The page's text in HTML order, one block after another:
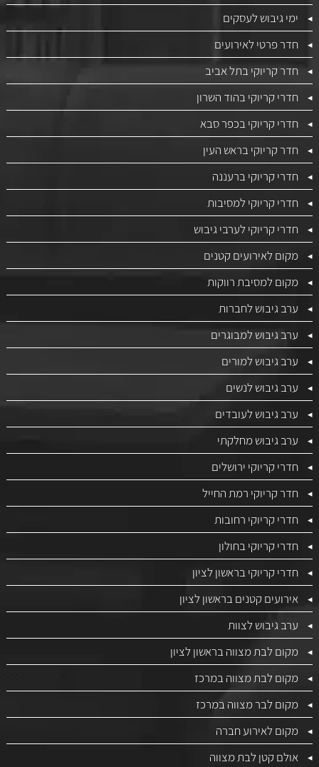
ימי גיבוש לעסקים
חדר פרטי לאירועים
חדר קריוקי בתל אביב
חדרי קריוקי בהוד השרון
חדרי קריוקי בכפר סבא
חדר קריוקי בראש העין
חדרי קריוקי ברעננה
חדרי קריוקי למסיבות
חדרי קריוקי לערבי גיבוש
מקום לאירועים קטנים
מקום למסיבת רווקות
ערב גיבוש לחברות
ערב גיבוש למבוגרים
ערב גיבוש למורים
ערב גיבוש לנשים
ערב גיבוש לעובדים
ערב גיבוש מחלקתי
חדרי קריוקי ירושלים
חדר קריוקי רמת החייל
חדרי קריוקי רחובות
חדרי קריוקי בחולון
חדרי קריוקי בראשון לציון
אירועים קטנים בראשון לציון
ערב גיבוש לצוות
מקום לבת מצווה בראשון לציון
מקום לבת מצווה במרכז
מקום לבר מצווה במרכז
מקום לאירוע חברה
אולם קטן לבת מצווה